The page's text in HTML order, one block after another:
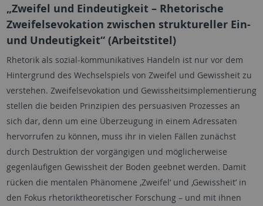
„Zweifel und Eindeutigkeit – Rhetorische
Zweifelsevokation zwischen struktureller Ein-
und Undeutigkeit“ (Arbeitstitel)
Rhetorik als sozial-kommunikatives Handeln ist nur vor dem
Hintergrund des Wechselspiels von Zweifel und Gewissheit zu
verstehen. Zweifelsevokation und Gewissheitsimplementierung
stellen die beiden Prinzipien des persuasiven Prozesses an
sich dar, denn um eine Überzeugung in einem Adressaten
hervorrufen zu können, muss ihr in vielen Fällen zunächst
durch Destruktion der vorgängigen und möglicherweise
gegenläufigen Gewissheit der Boden geebnet werden. Damit
rücken die mentalen Phänomene ‚Zweifel‘ und ‚Gewissheit‘ in
den Fokus rhetoriktheoretischer Forschung – und mit ihnen